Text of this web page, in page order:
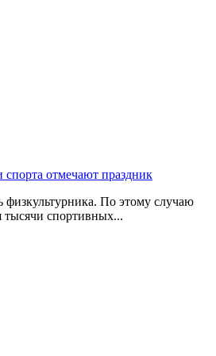
отмечают праздник
По этому случаю
тысячи спортивных...